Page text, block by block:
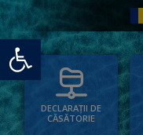
Deschide bara de unelte
DECLARAȚII DE
CĂSĂTORIE